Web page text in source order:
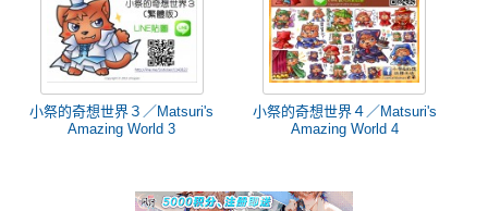
小祭的奇想世界３／Matsuri's
Amazing World 3
小祭的奇想世界４／Matsuri's
Amazing World 4